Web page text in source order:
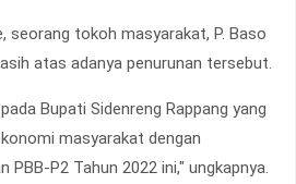
seorang tokoh masyarakat, P. Baso
atas adanya penurunan tersebut.
Bupati Sidenreng Rappang yang
masyarakat dengan
PBB-P2 Tahun 2022 ini," ungkapnya.